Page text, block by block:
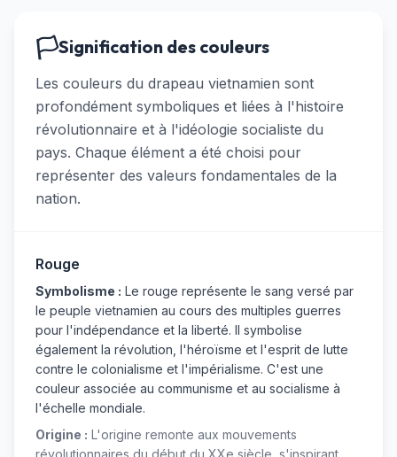
🏳️Signification des couleurs
Les couleurs du drapeau vietnamien sont
profondément symboliques et liées à l'histoire
révolutionnaire et à l'idéologie socialiste du
pays. Chaque élément a été choisi pour
représenter des valeurs fondamentales de la
nation.
Rouge
Symbolisme : Le rouge représente le sang versé par
le peuple vietnamien au cours des multiples guerres
pour l'indépendance et la liberté. Il symbolise
également la révolution, l'héroïsme et l'esprit de lutte
contre le colonialisme et l'impérialisme. C'est une
couleur associée au communisme et au socialisme à
l'échelle mondiale.
Origine : L'origine remonte aux mouvements
révolutionnaires du début du XXe siècle, s'inspirant